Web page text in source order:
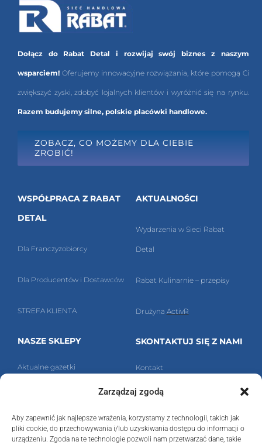
Zarządzaj zgodą
Aby zapewnić jak najlepsze wrażenia, korzystamy z technologii, takich jak
pliki cookie, do przechowywania i/lub uzyskiwania dostępu do informacji o
urządzeniu. Zgoda na te technologie pozwoli nam przetwarzać dane, takie
Dołącz do Rabat Detal i rozwijaj swój biznes z naszym
wsparciem! Oferujemy innowacyjne rozwiązania, które pomogą Ci
zwiększyć zyski, zdobyć lojalnych klientów i wyróżnić się na rynku.
Razem budujemy silne, polskie placówki handlowe.
ZOBACZ, CO MOŻEMY DLA CIEBIE
ZROBIĆ!
WSPÓŁPRACA Z RABAT
DETAL
Dla Franczyzobiorcy
Dla Producentów i Dostawców
STREFA KLIENTA
NASZE SKLEPY
Aktualne gazetki
AKTUALNOŚCI
Wydarzenia w Sieci Rabat
Detal
Rabat Kulinarnie – przepisy
Drużyna ActivR
SKONTAKTUJ SIĘ Z NAMI
Kontakt
Polityka prywatności
Rabat Detal Sp. z o.o.